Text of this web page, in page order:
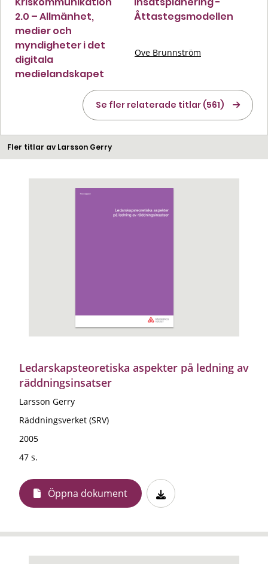
2.0 – Allmänhet,
medier och
myndigheter i det
digitala
medielandskapet
Åttastegsmodellen
Ove Brunnström
Se fler relaterade titlar (561)
Fler titlar av Larsson Gerry
Ledarskapsteoretiska aspekter på ledning av
räddningsinsatser
Larsson Gerry
Räddningsverket (SRV)
2005
47 s.
Öppna dokument